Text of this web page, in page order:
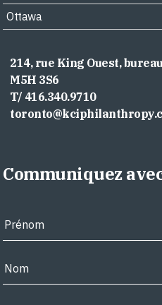
Ottawa
214, rue King Ouest,
M5H 3S6
T/ 416.340.9710
Communiquez